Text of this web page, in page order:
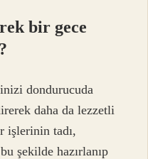
bir gece
dondurucuda
daha da lezzetli
işlerinin tadı,
şekilde hazırlanıp